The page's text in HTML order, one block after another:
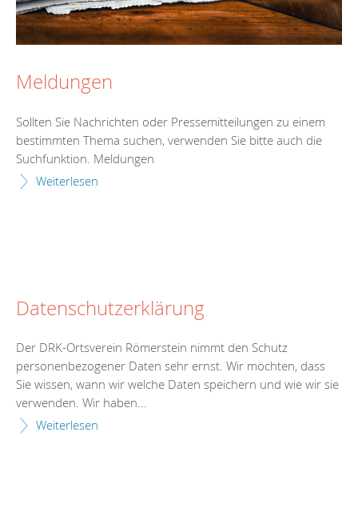
Meldungen
Sollten Sie Nachrichten oder Pressemitteilungen zu einem
bestimmten Thema suchen, verwenden Sie bitte auch die
Suchfunktion. Meldungen
Weiterlesen
Datenschutzerklärung
Der DRK-Ortsverein Römerstein nimmt den Schutz
personenbezogener Daten sehr ernst. Wir möchten, dass
Sie wissen, wann wir welche Daten speichern und wie wir sie
verwenden. Wir haben...
Weiterlesen